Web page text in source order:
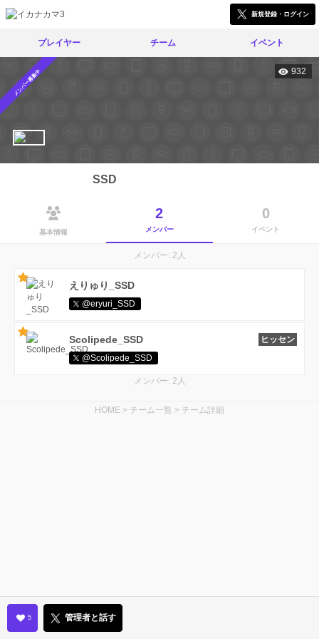
新規登録・ログイン
プレイヤー チーム イベント
メンバー募集中 932
SSD
基本情報
2
メンバー
0
イベント
メンバー: 2人
えりゅり_SSD
@eryuri_SSD
Scolipede_SSD
ヒッセン
@Scolipede_SSD
メンバー: 2人
HOME > チーム一覧 > チーム詳細
5 管理者と話す